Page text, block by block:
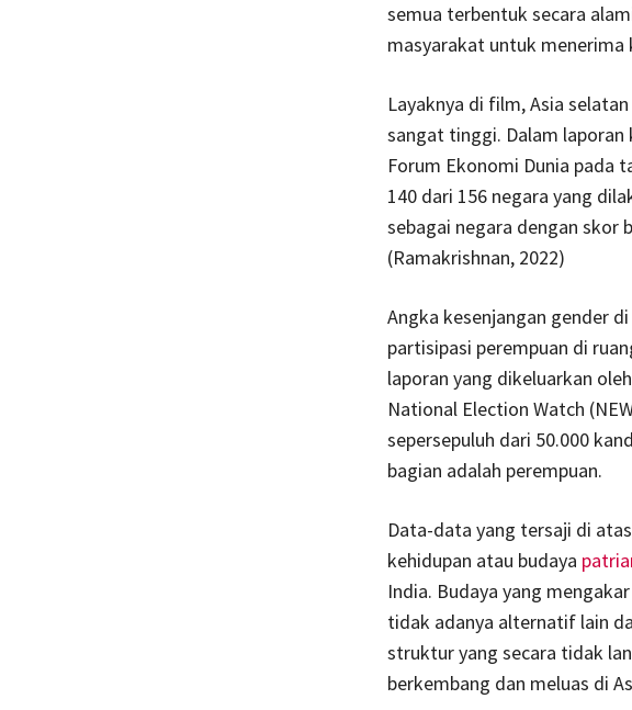
semua terbentuk secara
masyarakat untuk
Layaknya di film, Asia
sangat tinggi. Dalam laporan
Forum Ekonomi Dunia pada
140 dari 156 negara yang
sebagai negara dengan skor
(Ramakrishnan, 2022)
Angka kesenjangan gender
partisipasi perempuan di
laporan yang dikeluarkan
National Election Watch
sepersepuluh dari 50.000
bagian adalah perempuan.
Data-data yang tersaji di
kehidupan atau budaya
India. Budaya yang
tidak adanya alternatif lain
struktur yang secara tidak
berkembang dan meluas di